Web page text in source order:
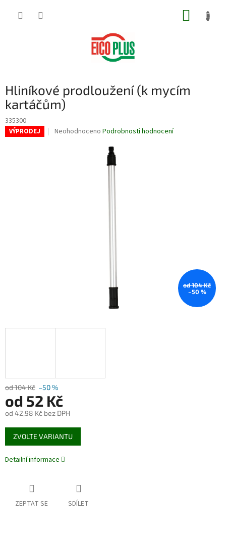
Hliníkové prodloužení (k mycím
kartáčům)
335300
VÝPRODEJ
Průměrné
Neohodnoceno Podrobnosti hodnocení
od 104 Kč
–50 %
od 104 Kč –50 %
od 52 Kč
od 42,98 Kč bez DPH
Měrná
cena:
ZVOLTE VARIANTU
Detailní informace
ZEPTAT SE SDÍLET